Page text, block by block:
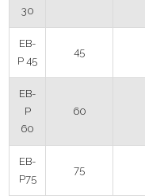
30
EB-
P 45
45
EB-
P
60
60
EB-
P75
75